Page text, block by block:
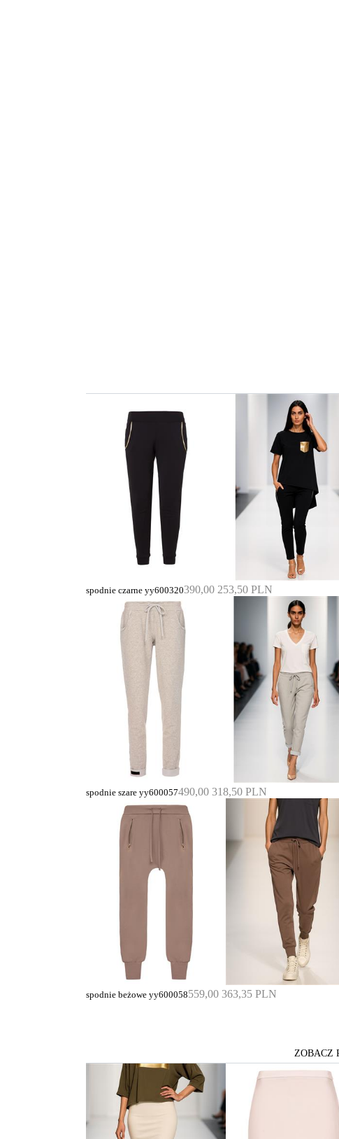
spodnie czarne yy600320390,00 253,50 PLN
spodnie szare yy600057490,00 318,50 PLN
spodnie beżowe yy600058559,00 363,35 PLN
ZOBACZ